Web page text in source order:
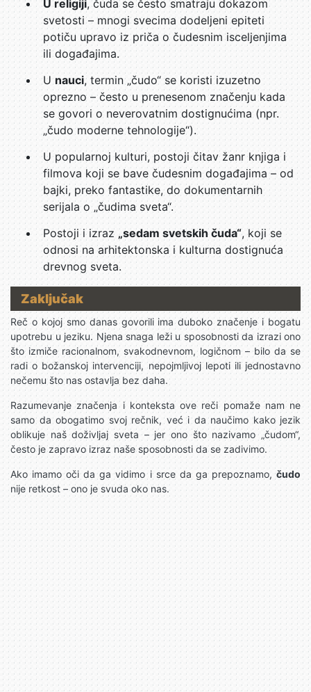
U religiji, čuda se često smatraju dokazom
svetosti – mnogi svecima dodeljeni epiteti
potiču upravo iz priča o čudesnim isceljenjima
ili događajima.
Unauci, termin „čudo“ se koristi izuzetno
oprezno – često u prenesenom značenju kada
se govori o neverovatnim dostignućima (npr.
„čudo moderne tehnologije“).
U popularnoj kulturi, postoji čitav žanr knjiga i
filmova koji se bave čudesnim događajima – od
bajki, preko fantastike, do dokumentarnih
serijala o „čudima sveta“.
Postoji i izraz „sedam svetskih čuda“, koji se
odnosi na arhitektonska i kulturna dostignuća
drevnog sveta.
Zaključak
Reč o kojoj smo danas govorili ima duboko značenje i bogatu
upotrebu u jeziku. Njena snaga leži u sposobnosti da izrazi ono
što izmiče racionalnom, svakodnevnom, logičnom – bilo da se
radi o božanskoj intervenciji, nepojmljivoj lepoti ili jednostavno
nečemu što nas ostavlja bez daha.
Razumevanje značenja i konteksta ove reči pomaže nam ne
samo da obogatimo svoj rečnik, već i da naučimo kako jezik
oblikuje naš doživljaj sveta – jer ono što nazivamo „čudom“,
često je zapravo izraz naše sposobnosti da se zadivimo.
Ako imamo oči da ga vidimo i srce da ga prepoznamo,čudo
nije retkost – ono je svuda oko nas.